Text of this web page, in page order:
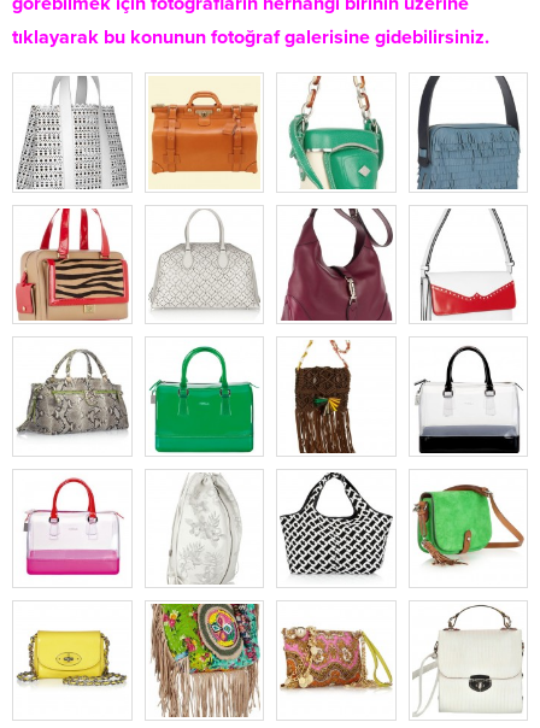
tıklayarak bu konunun fotoğraf galerisine gidebilirsiniz.